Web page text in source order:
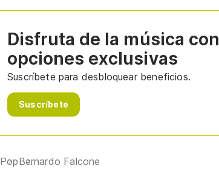
Disfruta de la música con
opciones exclusivas
Suscríbete para desbloquear beneficios.
Suscríbete
PopBernardo Falcone